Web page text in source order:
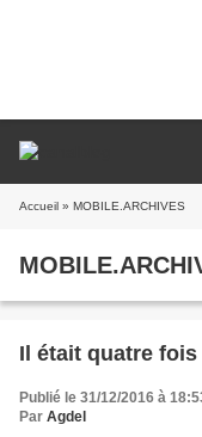
Accueil » MOBILE.ARCHIVES
Il était quatre
Publié le 31/12/2016 à
Par Agdel